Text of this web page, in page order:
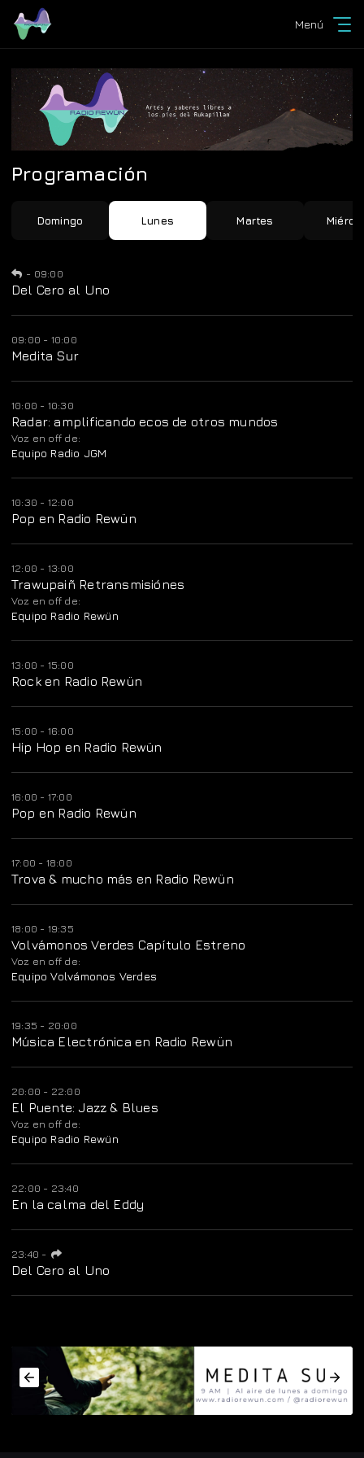
Menú
Programación
Domingo Lunes Martes
- 09:00
Del Cero al Uno
09:00 - 10:00
Medita Sur
10:00 - 10:30
Radar: amplificando ecos de otros mundos
Voz en off de:
Equipo Radio JGM
10:30 - 12:00
Pop en Radio Rewün
12:00 - 13:00
Trawupaiñ Retransmisiónes
Voz en off de:
Equipo Radio Rewün
13:00 - 15:00
Rock en Radio Rewün
15:00 - 16:00
Hip Hop en Radio Rewün
16:00 - 17:00
Pop en Radio Rewün
17:00 - 18:00
Trova & mucho más en Radio Rewün
18:00 - 19:35
Volvámonos Verdes Capítulo Estreno
Voz en off de:
Equipo Volvámonos Verdes
19:35 - 20:00
Música Electrónica en Radio Rewün
20:00 - 22:00
El Puente: Jazz & Blues
Voz en off de:
Equipo Radio Rewün
22:00 - 23:40
En la calma del Eddy
23:40 -
Del Cero al Uno